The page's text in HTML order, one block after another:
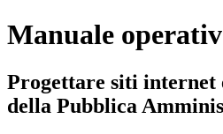
Manuale
Progettare siti internet
della Pubblica